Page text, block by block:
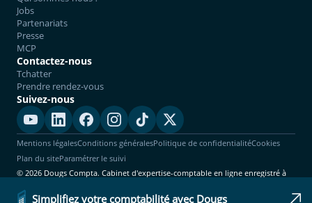
Simplifiez votre comptabilité avec Dougs
Jobs
Partenariats
Presse
MCP
Contactez-nous
Tchatter
Prendre rendez-vous
Suivez-nous
Mentions légalesConditions généralesPolitique de confidentialitéCookies
Plan du siteParamétrer le suivi
© 2026 Dougs Compta. Cabinet d'expertise-comptable en ligne enregistré à
l'Ordre. Tous droits réservés.